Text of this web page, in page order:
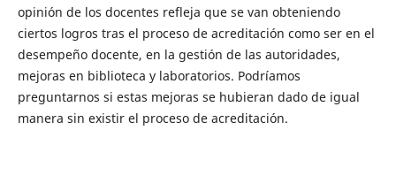
opinión de los docentes refleja que se van obteniendo
ciertos logros tras el proceso de acreditación como ser en el
desempeño docente, en la gestión de las autoridades,
mejoras en biblioteca y laboratorios. Podríamos
preguntarnos si estas mejoras se hubieran dado de igual
manera sin existir el proceso de acreditación.